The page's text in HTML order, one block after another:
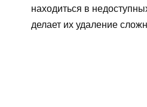
находиться в
делает их удаление